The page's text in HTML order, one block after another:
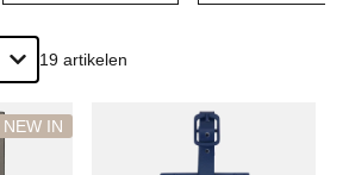
19 artikelen
NEW IN